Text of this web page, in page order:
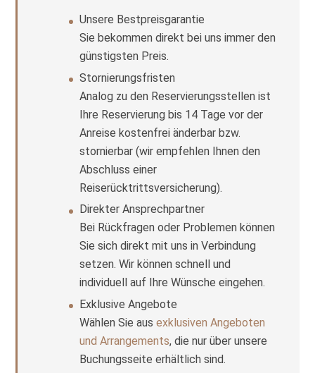
Unsere Bestpreisgarantie
Sie bekommen direkt bei uns immer den
günstigsten Preis.
Stornierungsfristen
Analog zu den Reservierungsstellen ist
Ihre Reservierung bis 14 Tage vor der
Anreise kostenfrei änderbar bzw.
stornierbar (wir empfehlen Ihnen den
Abschluss einer
Reiserücktrittsversicherung).
Direkter Ansprechpartner
Bei Rückfragen oder Problemen können
Sie sich direkt mit uns in Verbindung
setzen. Wir können schnell und
individuell auf Ihre Wünsche eingehen.
Exklusive Angebote
Wählen Sie aus exklusiven Angeboten
und Arrangements, die nur über unsere
Buchungsseite erhältlich sind.